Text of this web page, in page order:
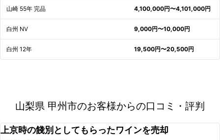
山崎 55年 完品 4,100,000円〜4,101,000円
白州 NV 9,000円〜10,000円
白州 12年 19,500円〜20,500円
山梨県 甲州市のお客様からの口コミ・評判
上京時の餞別としてもらったワインを売却